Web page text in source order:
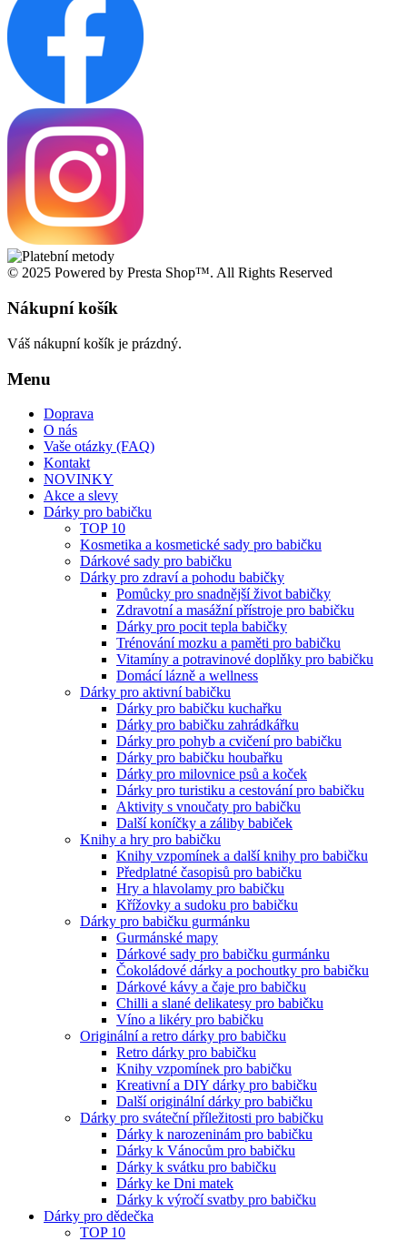
© 2025 Powered by Presta Shop™. All Rights Reserved
Nákupní košík
Váš nákupní košík je prázdný.
Menu
Doprava
O nás
Vaše otázky (FAQ)
Kontakt
NOVINKY
Akce a slevy
Dárky pro babičku
TOP 10
Kosmetika a kosmetické sady pro babičku
Dárkové sady pro babičku
Dárky pro zdraví a pohodu babičky
Pomůcky pro snadnější život babičky
Zdravotní a masážní přístroje pro babičku
Dárky pro pocit tepla babičky
Trénování mozku a paměti pro babičku
Vitamíny a potravinové doplňky pro babičku
Domácí lázně a wellness
Dárky pro aktivní babičku
Dárky pro babičku kuchařku
Dárky pro babičku zahrádkářku
Dárky pro pohyb a cvičení pro babičku
Dárky pro babičku houbařku
Dárky pro milovnice psů a koček
Dárky pro turistiku a cestování pro babičku
Aktivity s vnoučaty pro babičku
Další koníčky a záliby babiček
Knihy a hry pro babičku
Knihy vzpomínek a další knihy pro babičku
Předplatné časopisů pro babičku
Hry a hlavolamy pro babičku
Křížovky a sudoku pro babičku
Dárky pro babičku gurmánku
Gurmánské mapy
Dárkové sady pro babičku gurmánku
Čokoládové dárky a pochoutky pro babičku
Dárkové kávy a čaje pro babičku
Chilli a slané delikatesy pro babičku
Víno a likéry pro babičku
Originální a retro dárky pro babičku
Retro dárky pro babičku
Knihy vzpomínek pro babičku
Kreativní a DIY dárky pro babičku
Další originální dárky pro babičku
Dárky pro sváteční příležitosti pro babičku
Dárky k narozeninám pro babičku
Dárky k Vánocům pro babičku
Dárky k svátku pro babičku
Dárky ke Dni matek
Dárky k výročí svatby pro babičku
Dárky pro dědečka
TOP 10